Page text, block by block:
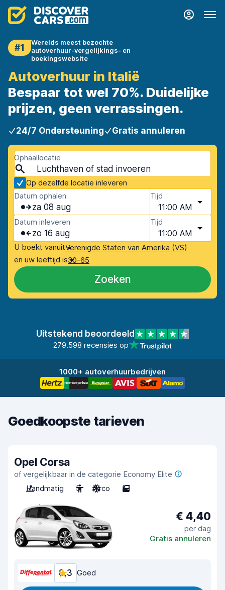
#1
Werelds meest bezochte
autoverhuur-vergelijkings- en
boekingswebsite
Autoverhuur in Italië
Bespaar tot wel 70%. Duidelijke
prijzen, geen verrassingen.
24/7 Ondersteuning Gratis annuleren
Ophaallocatie
Op dezelfde locatie inleveren
Datum ophalen
za 08 aug
Tijd
11:00 AM
Datum inleveren
zo 16 aug
Tijd
11:00 AM
U boekt vanuitVerenigde Staten van Amerika (VS)
en uw leeftijd is30-65
Zoeken
Uitstekend beoordeeld
279.598 recensies op
1000+ autoverhuurbedrijven
Goedkoopste tarieven
Opel Corsa
of vergelijkbaar in de categorie Economy Elite
Handmatig
5 Airco 5
€ 4,40
per dag
Gratis annuleren
8,3 Goed